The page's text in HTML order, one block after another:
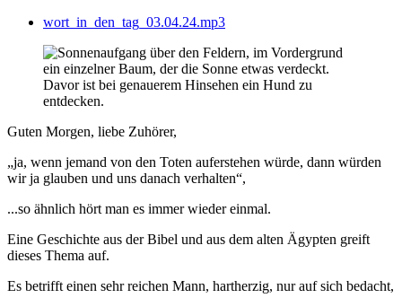
wort_in_den_tag_03.04.24.mp3
Guten Morgen, liebe Zuhörer,
„ja, wenn jemand von den Toten auferstehen würde, dann würden
wir ja glauben und uns danach verhalten“,
...so ähnlich hört man es immer wieder einmal.
Eine Geschichte aus der Bibel und aus dem alten Ägypten greift
dieses Thema auf.
Es betrifft einen sehr reichen Mann, hartherzig, nur auf sich bedacht,